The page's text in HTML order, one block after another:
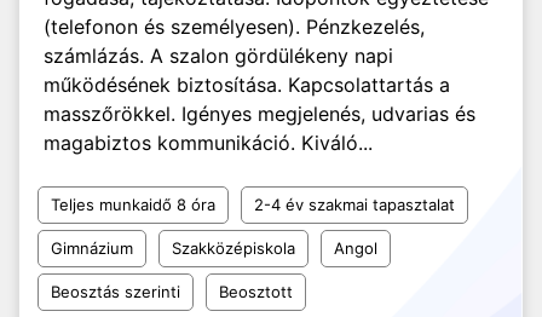
(telefonon és személyesen). Pénzkezelés,
számlázás. A szalon gördülékeny napi
működésének biztosítása. Kapcsolattartás a
masszőrökkel. Igényes megjelenés, udvarias és
magabiztos kommunikáció. Kiváló...
Teljes munkaidő 8 óra 2-4 év szakmai tapasztalat
Gimnázium Szakközépiskola Angol
Beosztás szerinti Beosztott